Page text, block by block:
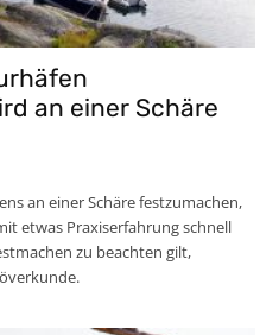
an einer Schäre
an einer Schäre festzumachen,
etwas Praxiserfahrung schnell
zu beachten gilt,